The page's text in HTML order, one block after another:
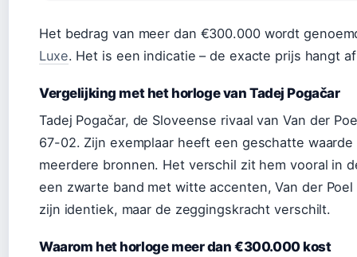
Het bedrag van meer dan €300.000 wordt
Luxe. Het is een indicatie – de exacte prijs hangt
Vergelijking met het horloge van Tadej Pogačar
Tadej Pogačar, de Sloveense rivaal van Van der
67-02. Zijn exemplaar heeft een geschatte
meerdere bronnen. Het verschil zit hem vooral in
een zwarte band met witte accenten, Van der
zijn identiek, maar de zeggingskracht verschilt.
Waarom het horloge meer dan €300.000 kost